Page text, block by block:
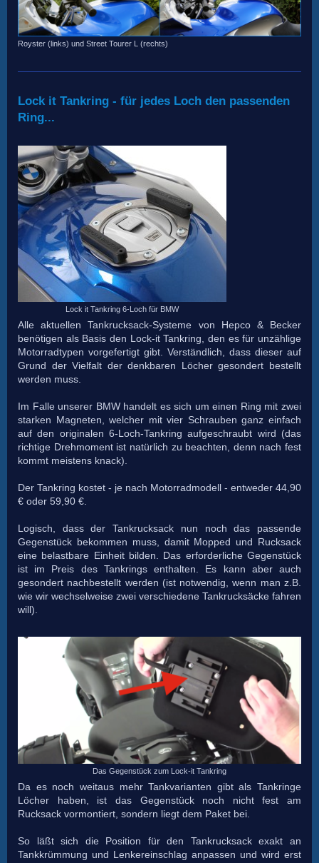
Royster (links) und Street Tourer L (rechts)
Lock it Tankring - für jedes Loch den passenden
Ring...
Lock it Tankring 6-Loch für BMW
Alle aktuellen Tankrucksack-Systeme von Hepco & Becker
benötigen als Basis den Lock-it Tankring, den es für unzählige
Motorradtypen vorgefertigt gibt. Verständlich, dass dieser auf
Grund der Vielfalt der denkbaren Löcher gesondert bestellt
werden muss.
Im Falle unserer BMW handelt es sich um einen Ring mit zwei
starken Magneten, welcher mit vier Schrauben ganz einfach
auf den originalen 6-Loch-Tankring aufgeschraubt wird (das
richtige Drehmoment ist natürlich zu beachten, denn nach fest
kommt meistens knack).
Der Tankring kostet - je nach Motorradmodell - entweder 44,90
€ oder 59,90 €.
Logisch, dass der Tankrucksack nun noch das passende
Gegenstück bekommen muss, damit Mopped und Rucksack
eine belastbare Einheit bilden. Das erforderliche Gegenstück
ist im Preis des Tankrings enthalten. Es kann aber auch
gesondert nachbestellt werden (ist notwendig, wenn man z.B.
wie wir wechselweise zwei verschiedene Tankrucksäcke fahren
will).
Das Gegenstück zum Lock-it Tankring
Da es noch weitaus mehr Tankvarianten gibt als Tankringe
Löcher haben, ist das Gegenstück noch nicht fest am
Rucksack vormontiert, sondern liegt dem Paket bei.
So läßt sich die Position für den Tankrucksack exakt an
Tankkrümmung und Lenkereinschlag anpassen und wird erst